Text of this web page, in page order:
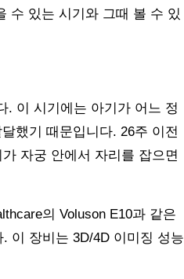
수 있는 시기와 그때 볼 수 있
. 이 시기에는 아기가 어느 정
했기 때문입니다. 26주 이전
자궁 안에서 자리를 잡으면
의 Voluson E10과 같은
이 장비는 3D/4D 이미징 성능